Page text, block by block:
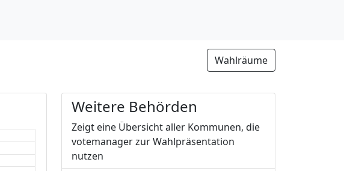
Wahlräume
Weitere Behörden
Zeigt eine Übersicht aller Kommunen, die
votemanager zur Wahlpräsentation
nutzen